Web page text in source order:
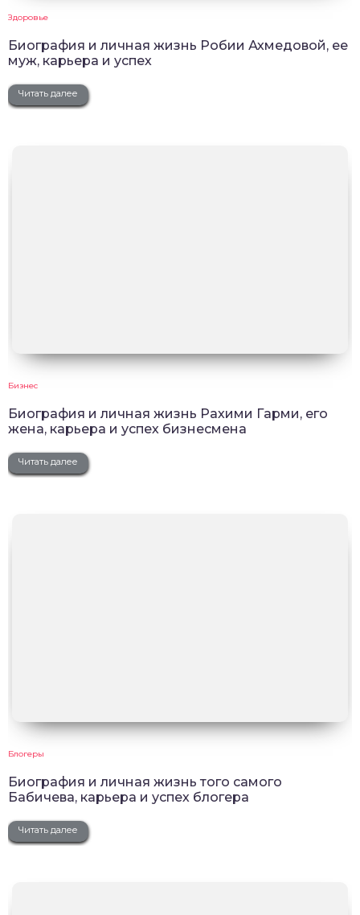
Здоровье
Биография и личная жизнь Робии Ахмедовой, ее
муж, карьера и успех
Читать далее
Бизнес
Биография и личная жизнь Рахими Гарми, его
жена, карьера и успех бизнесмена
Читать далее
Блогеры
Биография и личная жизнь того самого
Бабичева, карьера и успех блогера
Читать далее